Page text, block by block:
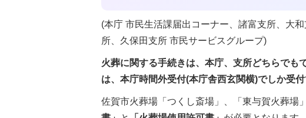
(本庁 市民生活課届出コーナー、諸富支所、大
所、久保田支所 市民サービスグループ)
火葬に関する手続きは、本庁、支所どちらでも
は、本庁時間外受付(本庁舎西玄関横)でしか受
佐賀市火葬場「つくし斎場」、「東与賀火葬場